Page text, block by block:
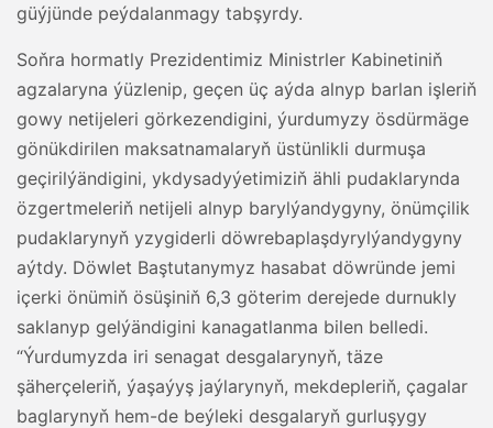
güýjünde peýdalanmagy tabşyrdy.
Soňra hormatly Prezidentimiz Ministrler Kabinetiniň
agzalaryna ýüzlenip, geçen üç aýda alnyp barlan işleriň
gowy netijeleri görkezendigini, ýurdumyzy ösdürmäge
gönükdirilen maksatnamalaryň üstünlikli durmuşa
geçirilýändigini, ykdysadyýetimiziň ähli pudaklarynda
özgertmeleriň netijeli alnyp barylýandygyny, önümçilik
pudaklarynyň yzygiderli döwrebaplaşdyrylýandygyny
aýtdy. Döwlet Baştutanymyz hasabat döwründe jemi
içerki önümiň ösüşiniň 6,3 göterim derejede durnukly
saklanyp gelýändigini kanagatlanma bilen belledi.
“Ýurdumyzda iri senagat desgalarynyň, täze
şäherçeleriň, ýaşaýyş jaýlarynyň, mekdepleriň, çagalar
baglarynyň hem-de beýleki desgalaryň gurluşygy